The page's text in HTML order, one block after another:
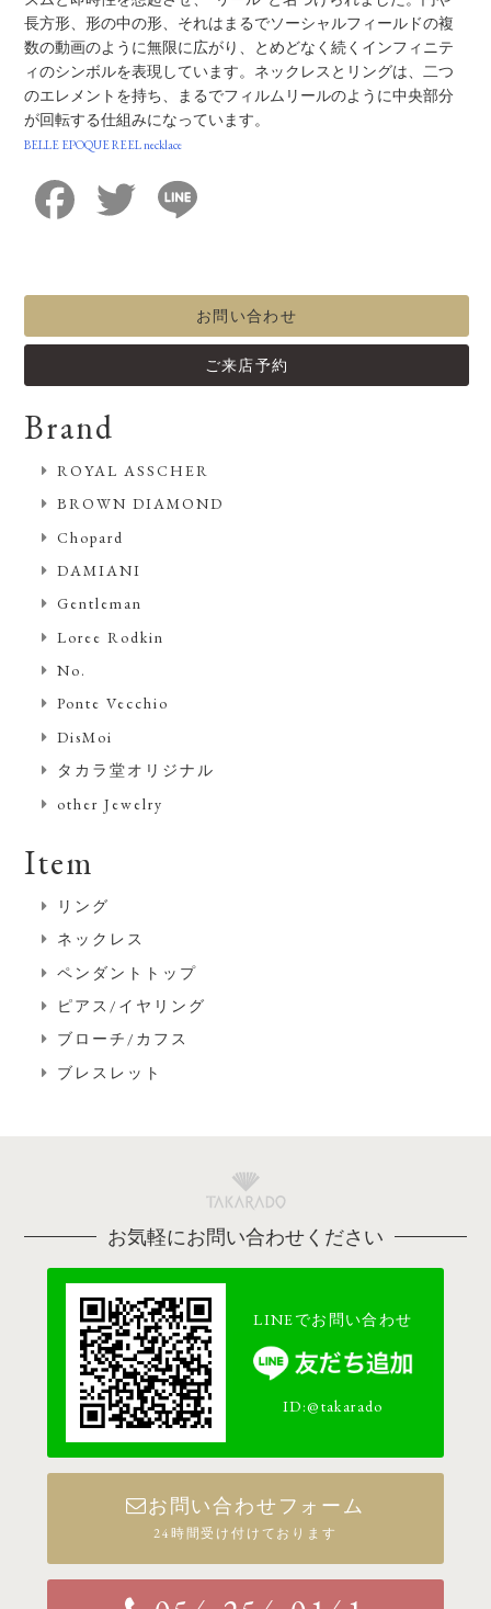
長方形、形の中の形、それはまるでソーシャルフィールドの複
数の動画のように無限に広がり、とめどなく続くインフィニテ
ィのシンボルを表現しています。ネックレスとリングは、二つ
のエレメントを持ち、まるでフィルムリールのように中央部分
が回転する仕組みになっています。
BELLE EPOQUE REEL necklace
Facebook Twitter
お問い合わせ
ご来店予約
Brand
ROYAL ASSCHER
BROWN DIAMOND
Chopard
DAMIANI
Gentleman
Loree Rodkin
No.
Ponte Vecchio
DisMoi
タカラ堂オリジナル
other Jewelry
Item
リング
ネックレス
ペンダントトップ
ピアス/イヤリング
ブローチ/カフス
ブレスレット
お気軽にお問い合わせください
LINEでお問い合わせ
ID:@takarado
お問い合わせフォーム
24時間受け付けております